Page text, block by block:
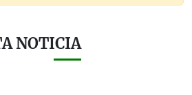
NOTICIA